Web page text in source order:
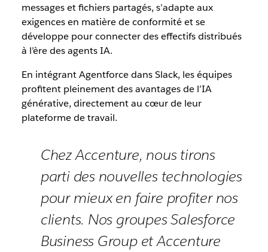
messages et fichiers partagés, s’adapte aux
exigences en matière de conformité et se
développe pour connecter des effectifs distribués
à l’ère des agents IA.
En intégrant Agentforce dans Slack, les équipes
profitent pleinement des avantages de l’IA
générative, directement au cœur de leur
plateforme de travail.
Chez Accenture, nous tirons
parti des nouvelles technologies
pour mieux en faire profiter nos
clients. Nos groupes Salesforce
Business Group et Accenture